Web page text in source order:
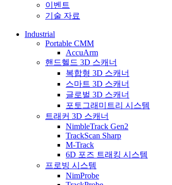
이벤트
기술 자료
Industrial
Portable CMM
AccuArm
핸드헬드 3D 스캐너
복합형 3D 스캐너
스마트 3D 스캐너
글로벌 3D 스캐너
포토그래미트리 시스템
트래커 3D 스캐너
NimbleTrack Gen2
TrackScan Sharp
M-Track
6D 포즈 트래킹 시스템
프로빙 시스템
NimProbe